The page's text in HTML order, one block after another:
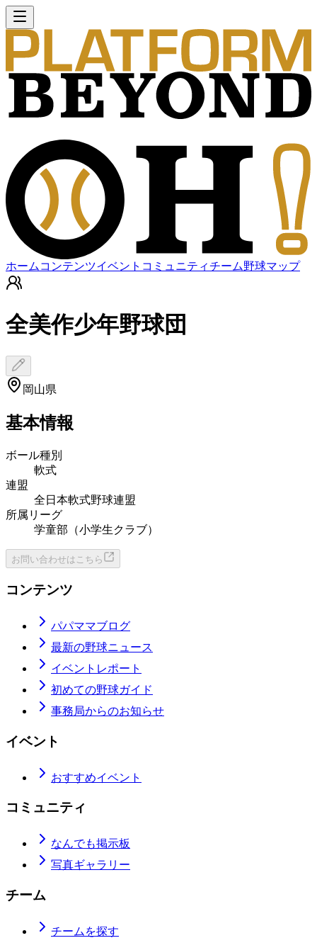
ホーム コンテンツイベント コミュニティチーム野球マップ
全美作少年野球団
岡山県
基本情報
ボール種別
軟式
連盟
全日本軟式野球連盟
所属リーグ
学童部（小学生クラブ）
お問い合わせはこちら
コンテンツ
パパママブログ
最新の野球ニュース
イベントレポート
初めての野球ガイド
事務局からのお知らせ
イベント
おすすめイベント
コミュニティ
なんでも掲示板
写真ギャラリー
チーム
チームを探す